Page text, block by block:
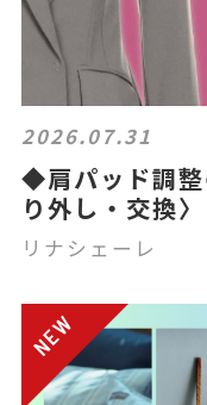
2026.07.31
◆肩パッド調整
り外し・交換〉
リナシェーレ